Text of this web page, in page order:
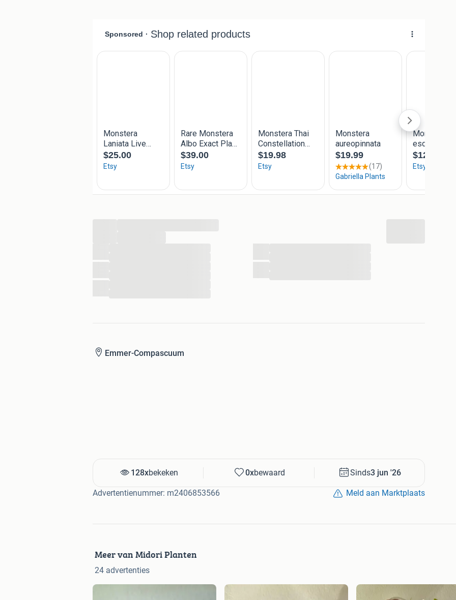
van verzending ligt het risico bij de koper. Ik ben niet aansprakelijk voor vertragingen,
Emmer-Compascuum
128xbekeken 0xbewaard Sinds3 jun '26
Advertentienummer: m2406853566 Meld aan Marktplaats
Meer van Midori Planten
24 advertenties